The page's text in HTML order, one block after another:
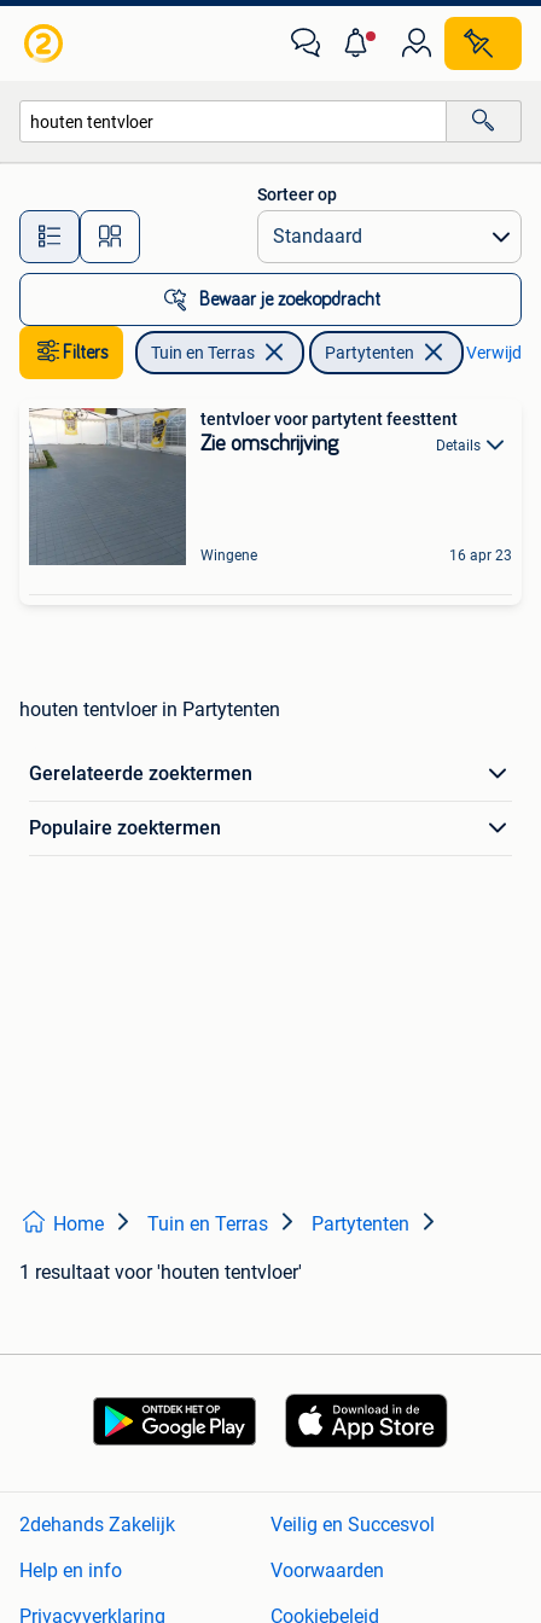
Alle afstanden…
Sorteer op
Bewaar je zoekopdracht
Filters Tuin en Terras Partytenten Verwijder
tentvloer voor partytent feesttent
Zie omschrijving Details
Wingene 16 apr 23
houten tentvloer in Partytenten
Gerelateerde zoektermen
Populaire zoektermen
Home Tuin en Terras Partytenten
1 resultaat voor 'houten tentvloer'
2dehands Zakelijk
Veilig en Succesvol
Help en info
Voorwaarden
Privacyverklaring
Cookiebeleid